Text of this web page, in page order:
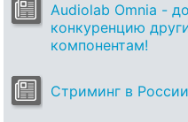
Audiolab Omnia -
конкуренцию
компонентам!
Стриминг в